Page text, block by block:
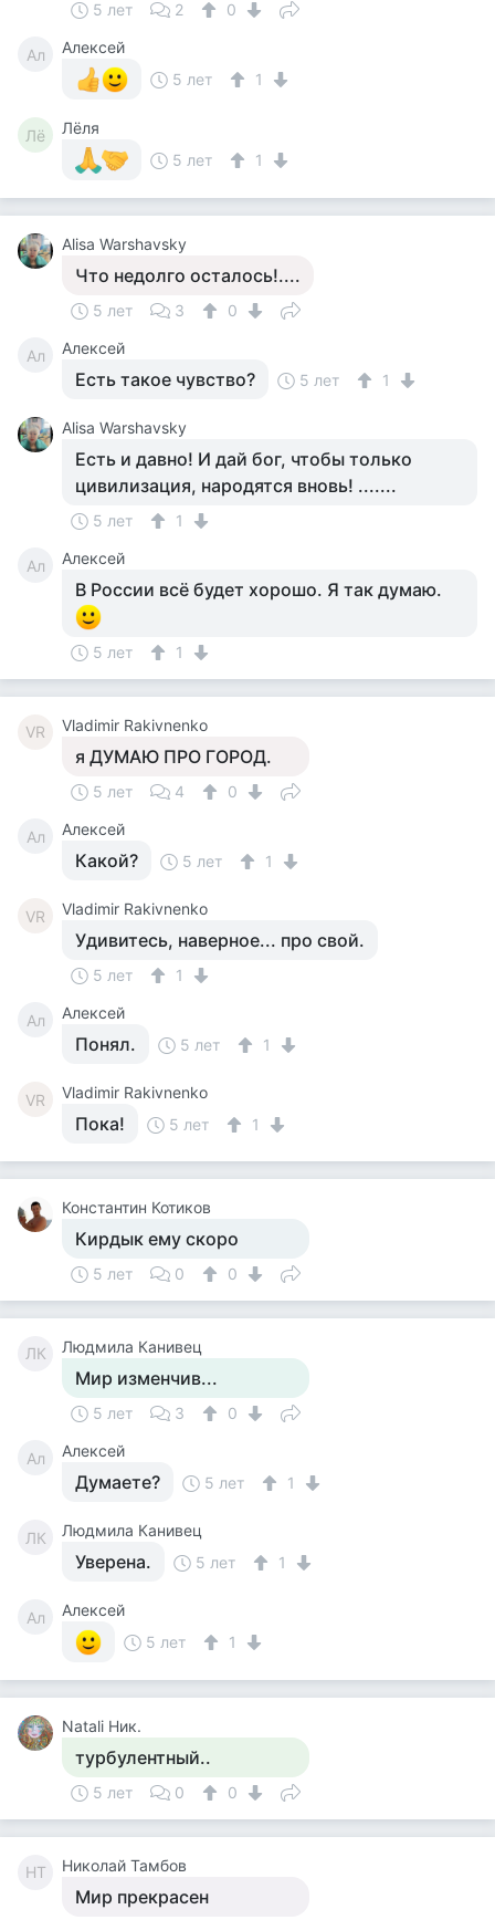
5 лет 2 0
Ал
Алексей
5 лет
1
Лё
Лёля
5 лет
1
Alisa Warshavsky
Что недолго осталось!....
5 лет 3 0
Ал Алексей
Есть такое чувство? 5 лет 1
Alisa Warshavsky
Есть и давно! И дай бог, чтобы только
цивилизация, народятся вновь! .......
5 лет 1
Ал Алексей
В России всё будет хорошо. Я так думаю.
5 лет 1
VR Vladimir Rakivnenko
я ДУМАЮ ПРО ГОРОД.
5 лет 4 0
Ал Алексей
Какой? 5 лет 1
VR Vladimir Rakivnenko
Удивитесь, наверное... про свой.
5 лет 1
Ал Алексей
Понял. 5 лет 1
VR Vladimir Rakivnenko
Пока! 5 лет 1
Константин Котиков
Кирдык ему скоро
5 лет 0 0
ЛК Людмила Канивец
Мир изменчив...
5 лет 3 0
Ал Алексей
Думаете? 5 лет 1
ЛК Людмила Канивец
Уверена. 5 лет 1
Ал
Алексей
5 лет
1
Natali Ник.
турбулентный..
5 лет 0 0
НТ Николай Тамбов
Мир прекрасен